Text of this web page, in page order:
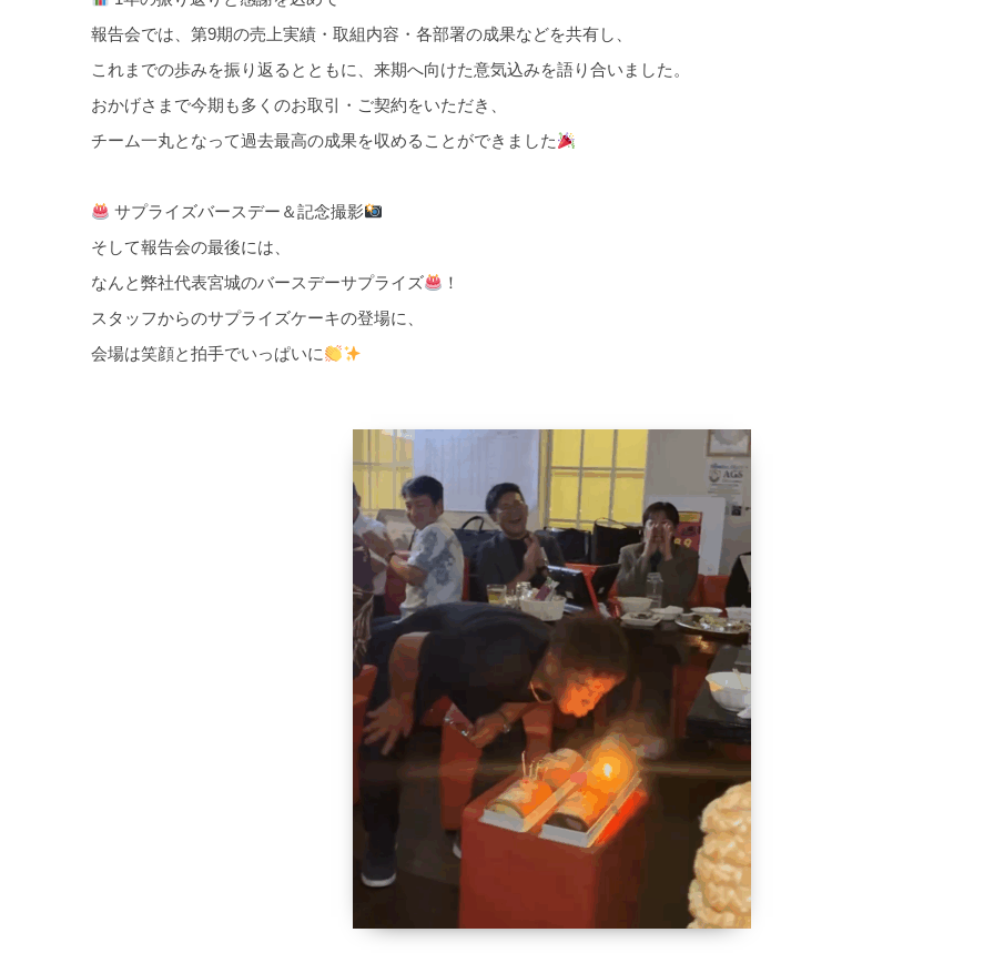
報告会では、第9期の売上実績・取組内容・各部署の成果などを共有し、
これまでの歩みを振り返るとともに、来期へ向けた意気込みを語り合いました。
おかげさまで今期も多くのお取引・ご契約をいただき、
チーム一丸となって過去最高の成果を収めることができました
サプライズバースデー＆記念撮影
そして報告会の最後には、
なんと弊社代表宮城のバースデーサプライズ
！
スタッフからのサプライズケーキの登場に、
会場は笑顔と拍手でいっぱいに